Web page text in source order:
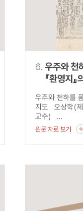
6. 우주와 천
『환영지』
우주와 천하를
지도 오상학(제
교수) ...
원문 자료 보기